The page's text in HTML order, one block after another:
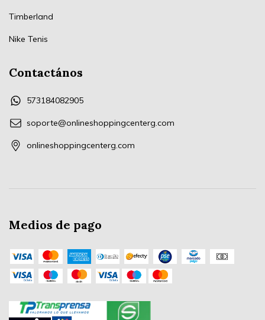
Timberland
Nike Tenis
Contactános
573184082905
soporte@onlineshoppingcenterg.com
onlineshoppingcenterg.com
Medios de pago